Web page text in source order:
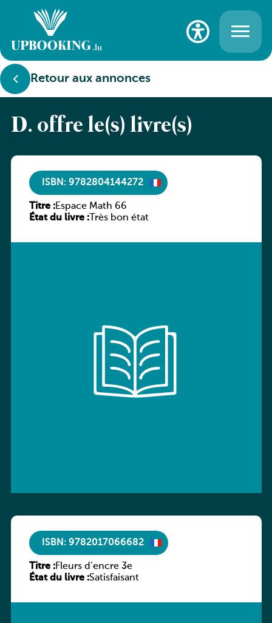
Retour aux annonces
D. offre le(s) livre(s)
ISBN: 9782804144272
Titre :Espace Math 66
État du livre :Très bon état
ISBN: 9782017066682
Titre :Fleurs d’encre 3e
État du livre :Satisfaisant